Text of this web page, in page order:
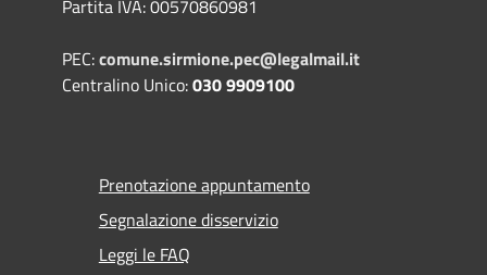
Partita IVA: 00570860981
PEC:comune.sirmione.pec@legalmail.it
Centralino Unico:030 9909100
Prenotazione appuntamento
Segnalazione disservizio
Leggi le FAQ